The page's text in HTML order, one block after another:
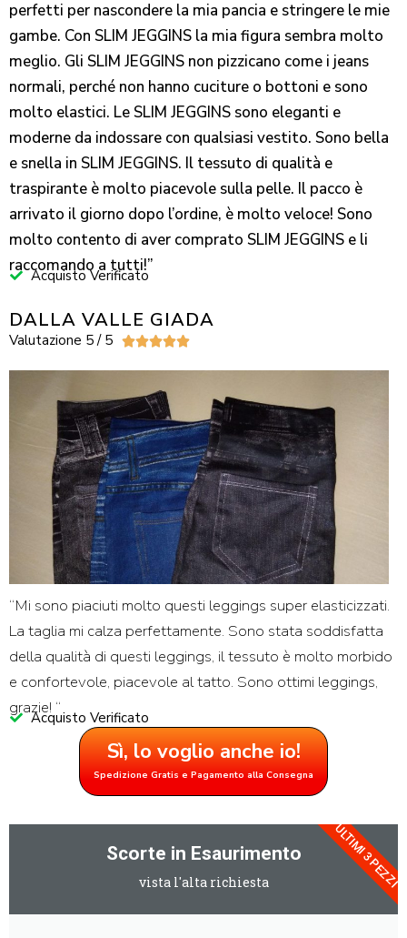
perfetti per nascondere la mia pancia e stringere le mie
gambe. Con SLIM JEGGINS la mia figura sembra molto
meglio. Gli SLIM JEGGINS non pizzicano come i jeans
normali, perché non hanno cuciture o bottoni e sono
molto elastici. Le SLIM JEGGINS sono eleganti e
moderne da indossare con qualsiasi vestito. Sono bella
e snella in SLIM JEGGINS. Il tessuto di qualità e
traspirante è molto piacevole sulla pelle. Il pacco è
arrivato il giorno dopo l’ordine, è molto veloce! Sono
molto contento di aver comprato SLIM JEGGINS e li
raccomando a tutti!”
Acquisto Verificato
DALLA VALLE GIADA
Valutazione 5 / 5 
“Mi sono piaciuti molto questi leggings super elasticizzati.
La taglia mi calza perfettamente. Sono stata soddisfatta
della qualità di questi leggings, il tessuto è molto morbido
e confortevole, piacevole al tatto. Sono ottimi leggings,
grazie! “
Acquisto Verificato
Sì, lo voglio anche io!
Spedizione Gratis e Pagamento alla Consegna
Scorte in Esaurimento
vista l'alta richiesta ULTIMI 3 PEZZI